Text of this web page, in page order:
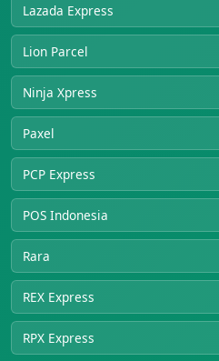
Lazada Express
Lion Parcel
Ninja Xpress
Paxel
PCP Express
POS Indonesia
Rara
REX Express
RPX Express